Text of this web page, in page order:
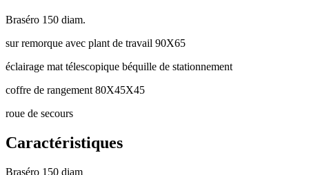
Braséro 150 diam.
sur remorque avec plant de travail 90X65
éclairage mat télescopique béquille de stationnement
coffre de rangement 80X45X45
roue de secours
Caractéristiques
Braséro 150 diam